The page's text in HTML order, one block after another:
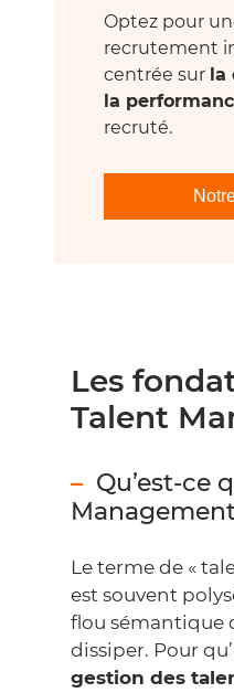
Optez pour
recrutement
centrée sur la
la
recruté.
Les
Talent
Qu’est-ce
Le terme de «
est souvent
flou sémantique
dissiper. Pour
gestion des